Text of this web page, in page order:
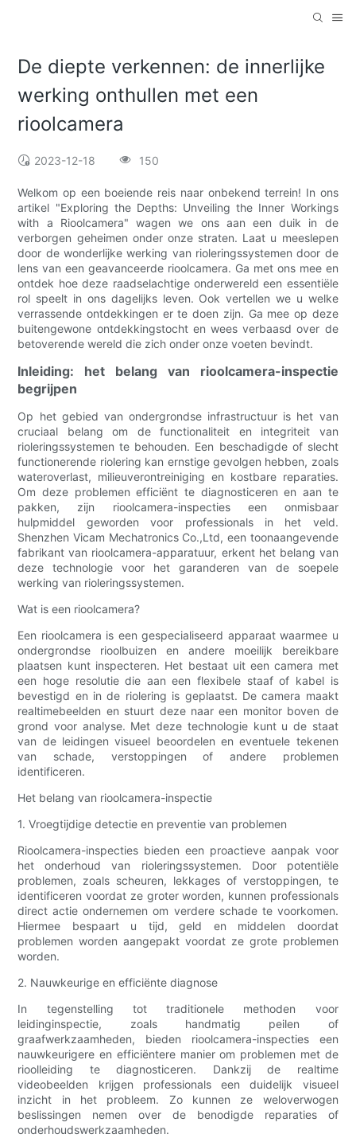
De diepte verkennen: de innerlijke
werking onthullen met een
rioolcamera
2023-12-18 150
Welkom op een boeiende reis naar onbekend terrein! In ons
artikel "Exploring the Depths: Unveiling the Inner Workings
with a Rioolcamera" wagen we ons aan een duik in de
verborgen geheimen onder onze straten. Laat u meeslepen
door de wonderlijke werking van rioleringssystemen door de
lens van een geavanceerde rioolcamera. Ga met ons mee en
ontdek hoe deze raadselachtige onderwereld een essentiële
rol speelt in ons dagelijks leven. Ook vertellen we u welke
verrassende ontdekkingen er te doen zijn. Ga mee op deze
buitengewone ontdekkingstocht en wees verbaasd over de
betoverende wereld die zich onder onze voeten bevindt.
Inleiding: het belang van rioolcamera-inspectie
begrijpen
Op het gebied van ondergrondse infrastructuur is het van
cruciaal belang om de functionaliteit en integriteit van
rioleringssystemen te behouden. Een beschadigde of slecht
functionerende riolering kan ernstige gevolgen hebben, zoals
wateroverlast, milieuverontreiniging en kostbare reparaties.
Om deze problemen efficiënt te diagnosticeren en aan te
pakken, zijn rioolcamera-inspecties een onmisbaar
hulpmiddel geworden voor professionals in het veld.
Shenzhen Vicam Mechatronics Co.,Ltd, een toonaangevende
fabrikant van rioolcamera-apparatuur, erkent het belang van
deze technologie voor het garanderen van de soepele
werking van rioleringssystemen.
Wat is een rioolcamera?
Een rioolcamera is een gespecialiseerd apparaat waarmee u
ondergrondse rioolbuizen en andere moeilijk bereikbare
plaatsen kunt inspecteren. Het bestaat uit een camera met
een hoge resolutie die aan een flexibele staaf of kabel is
bevestigd en in de riolering is geplaatst. De camera maakt
realtimebeelden en stuurt deze naar een monitor boven de
grond voor analyse. Met deze technologie kunt u de staat
van de leidingen visueel beoordelen en eventuele tekenen
van schade, verstoppingen of andere problemen
identificeren.
Het belang van rioolcamera-inspectie
1. Vroegtijdige detectie en preventie van problemen
Rioolcamera-inspecties bieden een proactieve aanpak voor
het onderhoud van rioleringssystemen. Door potentiële
problemen, zoals scheuren, lekkages of verstoppingen, te
identificeren voordat ze groter worden, kunnen professionals
direct actie ondernemen om verdere schade te voorkomen.
Hiermee bespaart u tijd, geld en middelen doordat
problemen worden aangepakt voordat ze grote problemen
worden.
2. Nauwkeurige en efficiënte diagnose
In tegenstelling tot traditionele methoden voor
leidinginspectie, zoals handmatig peilen of
graafwerkzaamheden, bieden rioolcamera-inspecties een
nauwkeurigere en efficiëntere manier om problemen met de
rioolleiding te diagnosticeren. Dankzij de realtime
videobeelden krijgen professionals een duidelijk visueel
inzicht in het probleem. Zo kunnen ze weloverwogen
beslissingen nemen over de benodigde reparaties of
onderhoudswerkzaamheden.